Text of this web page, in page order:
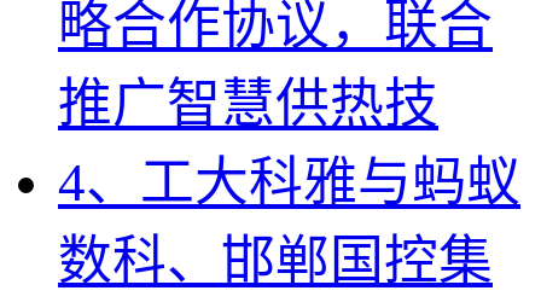
略合作协议，联合
推广智慧供热技
4、工大科雅与蚂蚁
数科、邯郸国控集